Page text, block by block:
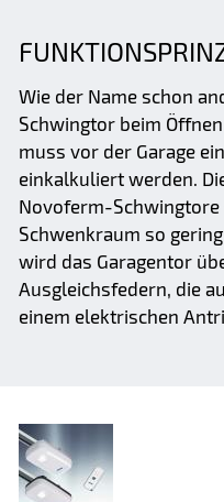
Wie der Name schon
Schwingtor beim
muss vor der Garage
einkalkuliert werden.
Novoferm-
Schwenkraum so
wird das Garagentor
Ausgleichsfedern, die
einem elektrischen